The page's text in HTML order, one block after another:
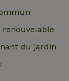
pour voiture
roulants
camping
renouvelable
du jardin